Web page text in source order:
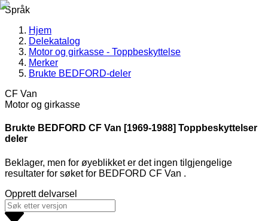
Språk
Hjem
Delekatalog
Motor og girkasse - Toppbeskyttelse
Merker
Brukte BEDFORD-deler
CF Van
Motor og girkasse
Brukte BEDFORD CF Van [1969-1988] Toppbeskyttelser
deler
Beklager, men for øyeblikket er det ingen tilgjengelige
resultater for søketfor BEDFORD CF Van .
Opprett delvarsel